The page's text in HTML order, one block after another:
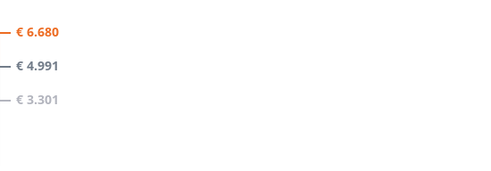
€ 6.680
€ 4.991
€ 3.301